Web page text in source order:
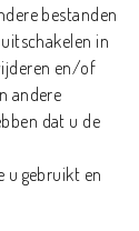
bestanden
in
en/of
andere
dat u de
u gebruikt en